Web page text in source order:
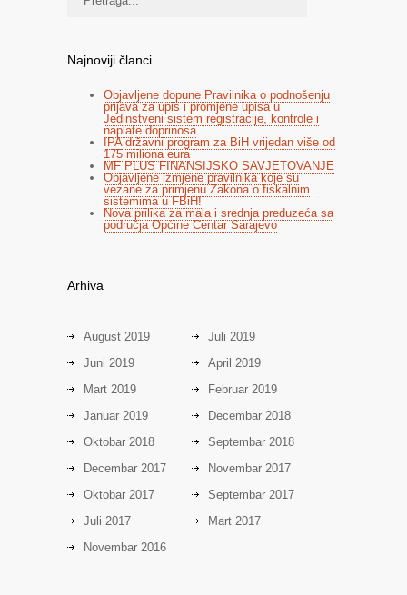
Najnoviji članci
Objavljene dopune Pravilnika o podnošenju
prijava za upis i promjene upisa u
Jedinstveni sistem registracije, kontrole i
naplate doprinosa
IPA državni program za BiH vrijedan više od
175 miliona eura
MF PLUS FINANSIJSKO SAVJETOVANJE
Objavljene izmjene pravilnika koje su
vezane za primjenu Zakona o fiskalnim
sistemima u FBiH!
Nova prilika za mala i srednja preduzeća sa
područja Općine Centar Sarajevo
Arhiva
August 2019
Juli 2019
Juni 2019
April 2019
Mart 2019
Februar 2019
Januar 2019
Decembar 2018
Oktobar 2018
Septembar 2018
Decembar 2017
Novembar 2017
Oktobar 2017
Septembar 2017
Juli 2017
Mart 2017
Novembar 2016